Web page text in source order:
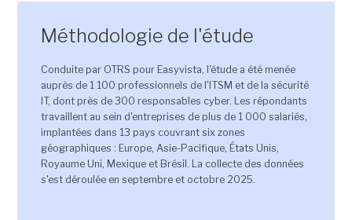
Méthodologie de l'étude
Conduite par OTRS pour Easyvista, l'étude a été menée
auprès de 1 100 professionnels de l'ITSM et de la sécurité
IT, dont près de 300 responsables cyber. Les répondants
travaillent au sein d'entreprises de plus de 1 000 salariés,
implantées dans 13 pays couvrant six zones
géographiques : Europe, Asie-Pacifique, États Unis,
Royaume Uni, Mexique et Brésil. La collecte des données
s'est déroulée en septembre et octobre 2025.